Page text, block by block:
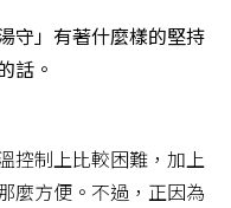
守」有著什麼樣的堅持
話。
控制上比較困難，加上
麼方便。不過，正因為